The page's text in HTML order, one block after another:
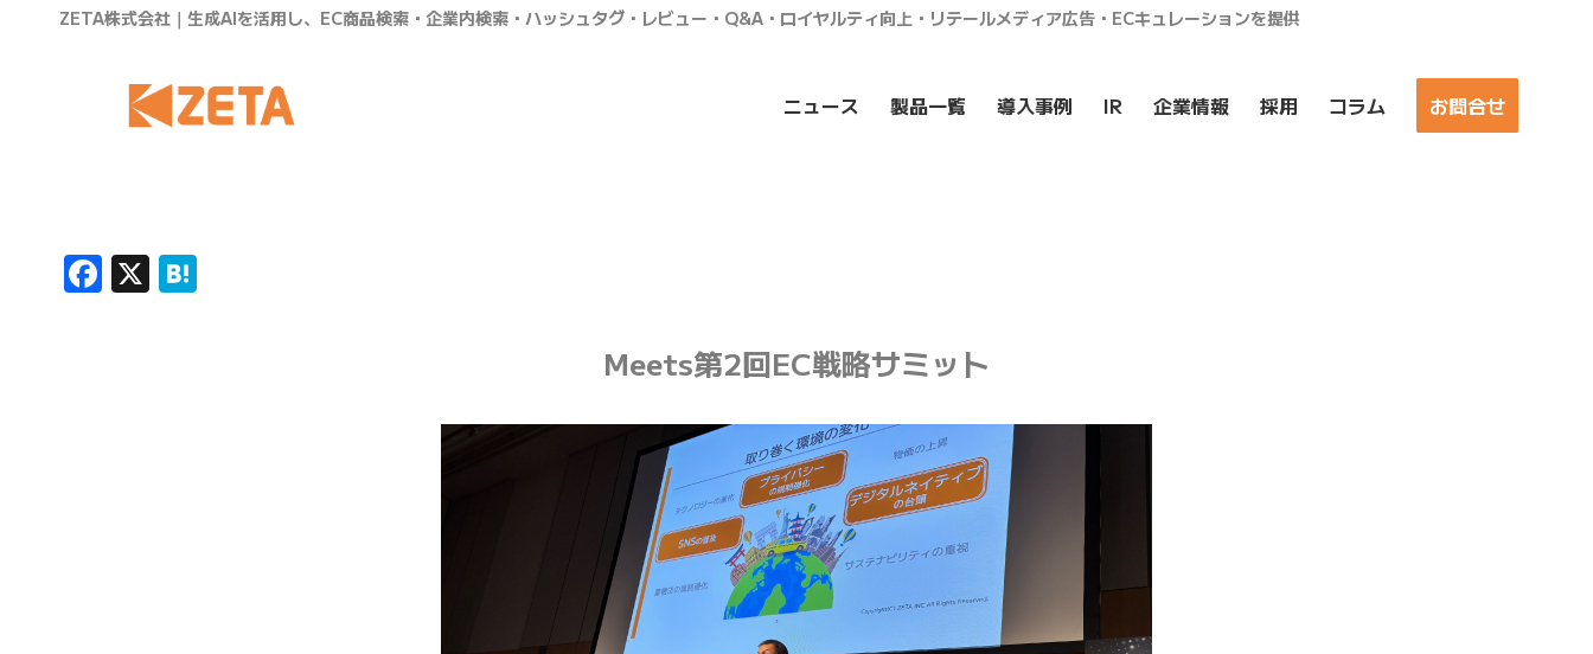
ZETA株式会社｜生成AIを活用し、EC商品検索・企業内検索・ハッシュタグ・レビュー・Q&A・ロイヤルティ向上・リテールメディア広告・ECキュレーションを提供
ニュース 製品一覧 導入事例 IR 企業情報 採用 コラム お問合せ
Facebook
X
Meets第2回EC戦略サミット